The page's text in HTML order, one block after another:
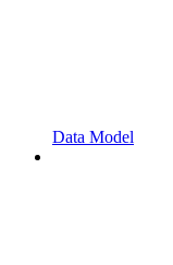
Data Model